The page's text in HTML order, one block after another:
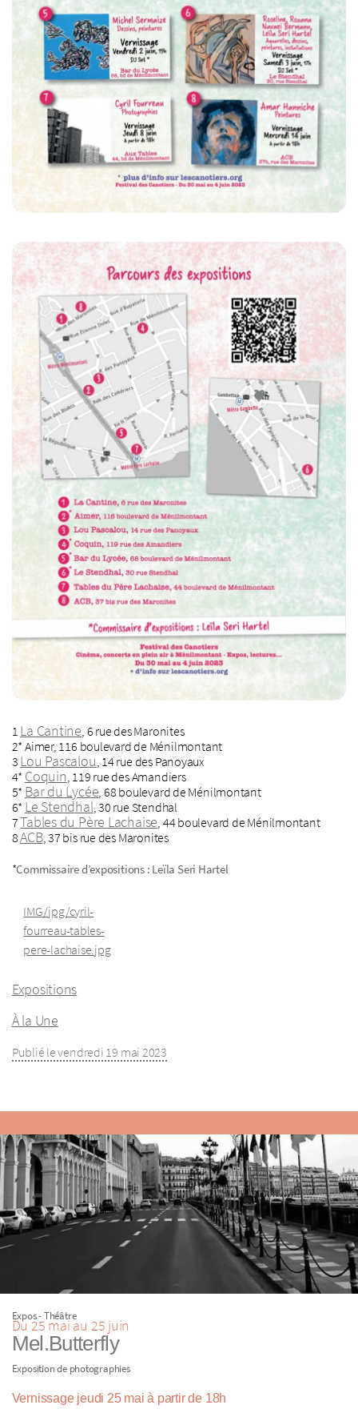
1 La Cantine, 6 rue des Maronites
2* Aimer, 116 boulevard de Ménilmontant
3 Lou Pascalou, 14 rue des Panoyaux
4* Coquin, 119 rue des Amandiers
5* Bar du Lycée, 68 boulevard de Ménilmontant
6* Le Stendhal, 30 rue Stendhal
7Tables du Père Lachaise, 44 boulevard de Ménilmontant
8ACB, 37 bis rue des Maronites
*Commissaire d’expositions : Leïla Seri Hartel
IMG/jpg/cyril-
fourreau-tables-
pere-lachaise.jpg
Expositions
À la Une
Publié le vendredi 19 mai 2023
Expos - Théâtre
Du 25 mai au 25 juin
Mel.Butterfly
Exposition de photographies
Vernissage jeudi 25 mai à partir de 18h